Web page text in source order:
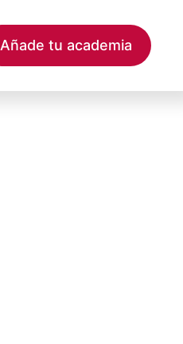
Añade tu academia